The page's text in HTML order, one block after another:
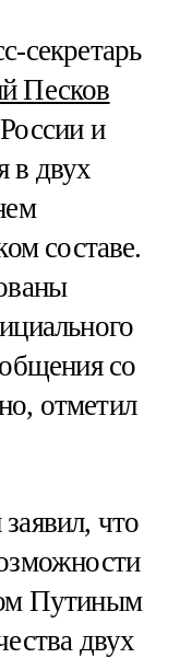
секретарь
Песков
и
в двух
составе.
со
отметил
что
Путиным
двух